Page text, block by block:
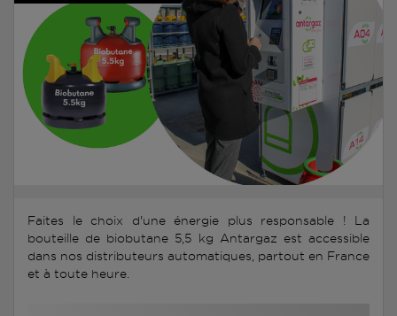
Faites le choix d'une énergie plus responsable ! La
bouteille de biobutane 5,5 kg Antargaz est accessible
dans nos distributeurs automatiques, partout en France
et à toute heure.